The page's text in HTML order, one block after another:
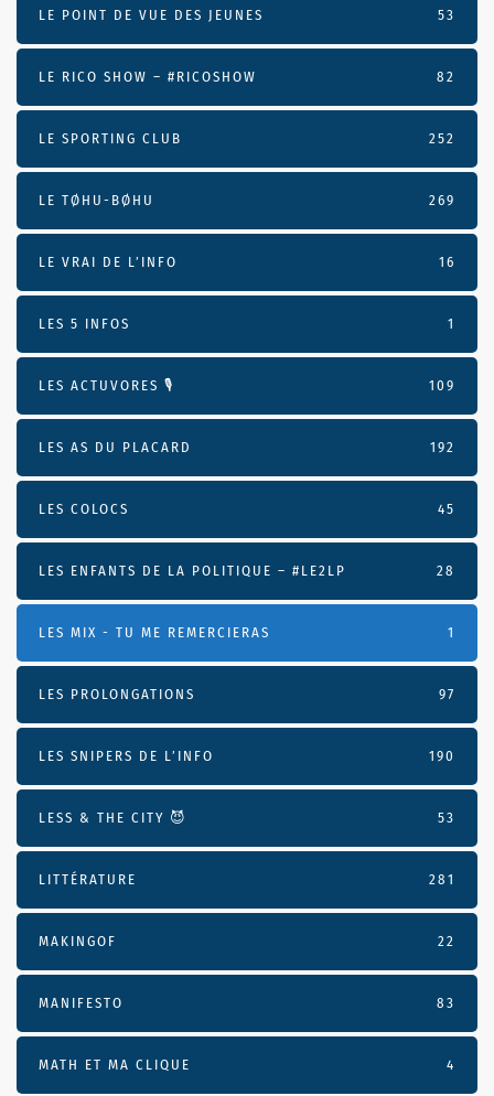
LE POINT DE VUE DES JEUNES 53
LE RICO SHOW – #RICOSHOW 82
LE SPORTING CLUB 252
LE TØHU-BØHU 269
LE VRAI DE L’INFO 16
LES 5 INFOS 1
LES ACTUVORES 🎙 109
LES AS DU PLACARD 192
LES COLOCS 45
LES ENFANTS DE LA POLITIQUE – #LE2LP 28
LES MIX - TU ME REMERCIERAS 1
LES PROLONGATIONS 97
LES SNIPERS DE L’INFO 190
LESS & THE CITY 😈 53
LITTÉRATURE 281
MAKINGOF 22
MANIFESTO 83
MATH ET MA CLIQUE 4